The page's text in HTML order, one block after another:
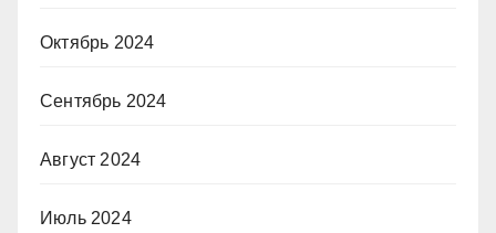
Октябрь 2024
Сентябрь 2024
Август 2024
Июль 2024